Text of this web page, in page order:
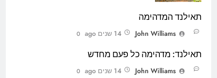
תאילנד המדהימה
John Williams
14 שנים ago 0
תאילנד: מדהימה כל פעם מחדש
John Williams
14 שנים ago 0